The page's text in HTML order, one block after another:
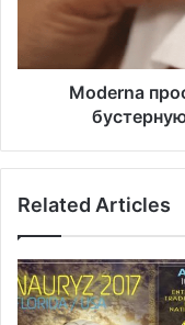
в
и
о
т
ь
с
р
D
а
з
р
Moderna
Related Articles